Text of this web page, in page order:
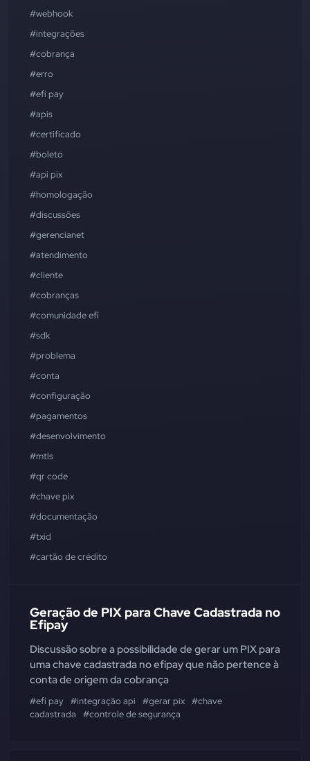
#webhook
#integrações
#cobrança
#erro
#efí pay
#apis
#certificado
#boleto
#api pix
#homologação
#discussões
#gerencianet
#atendimento
#cliente
#cobranças
#comunidade efí
#sdk
#problema
#conta
#configuração
#pagamentos
#desenvolvimento
#mtls
#qr code
#chave pix
#documentação
#txid
#cartão de crédito
Geração de PIX para Chave Cadastrada no
Efipay
Discussão sobre a possibilidade de gerar um PIX para
uma chave cadastrada no efipay que não pertence à
conta de origem da cobrança
#efí pay #integração api #gerar pix #chave
cadastrada
#controle de segurança